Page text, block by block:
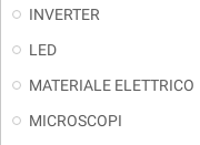
INVERTER
LED
MATERIALE ELETTRICO
MICROSCOPI